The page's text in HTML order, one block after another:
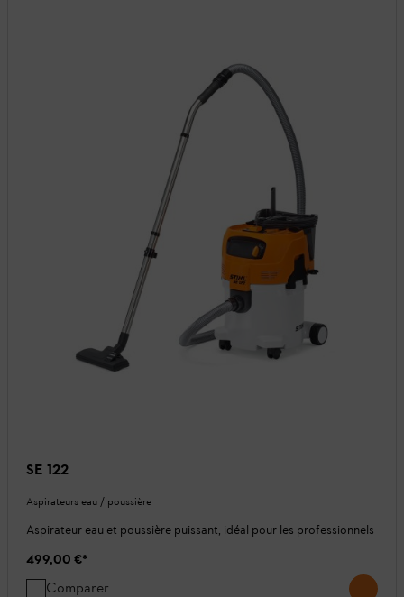
SE 122
Aspirateurs eau / poussière
Aspirateur eau et poussière puissant, idéal pour les professionnels
499,00 €*
Comparer